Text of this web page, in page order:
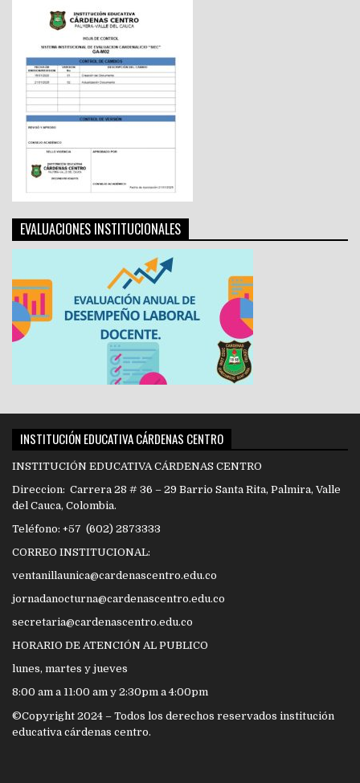
EVALUACIONES INSTITUCIONALES
INSTITUCIÓN EDUCATIVA CÁRDENAS CENTRO
INSTITUCIÓN EDUCATIVA CÁRDENAS CENTRO
Direccion: Carrera 28 # 36 – 29 Barrio Santa Rita, Palmira, Valle
del Cauca, Colombia.
Teléfono: +57 (602) 2873333
CORREO INSTITUCIONAL:
ventanillaunica@cardenascentro.edu.co
jornadanocturna@cardenascentro.edu.co
secretaria@cardenascentro.edu.co
HORARIO DE ATENCIÓN AL PUBLICO
lunes, martes y jueves
8:00 am a 11:00 am y 2:30pm a 4:00pm
©Copyright 2024 – Todos los derechos reservados institución
educativa cárdenas centro.